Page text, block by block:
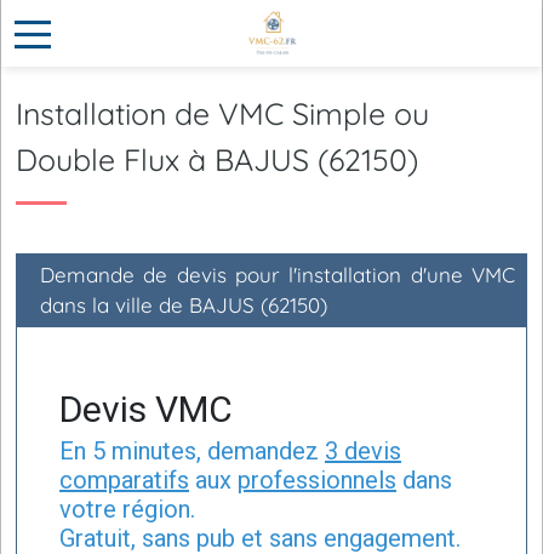
Installation de VMC Simple ou
Double Flux à BAJUS (62150)
Demande de devis pour l'installation d'une VMC
dans la ville de BAJUS (62150)
Devis VMC
En 5 minutes, demandez 3 devis
comparatifs aux professionnels dans
votre région.
Gratuit, sans pub et sans engagement.